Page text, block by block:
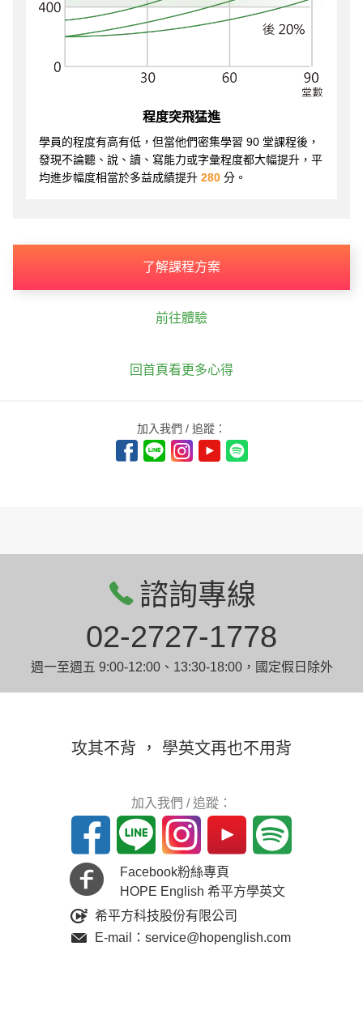
程度突飛猛進
學員的程度有高有低，但當他們密集學習 90 堂課程後，
發現不論聽、說、讀、寫能力或字彙程度都大幅提升，平
均進步幅度相當於多益成績提升 280 分。
了解課程方案
前往體驗
回首頁看更多心得
加入我們 / 追蹤：
諮詢專線
02-2727-1778
週一至週五 9:00-12:00、13:30-18:00，國定假日除外
攻其不背 ， 學英文再也不用背
加入我們 / 追蹤：
Facebook粉絲專頁
HOPE English 希平方學英文
希平方科技股份有限公司
E-mail：service@hopenglish.com